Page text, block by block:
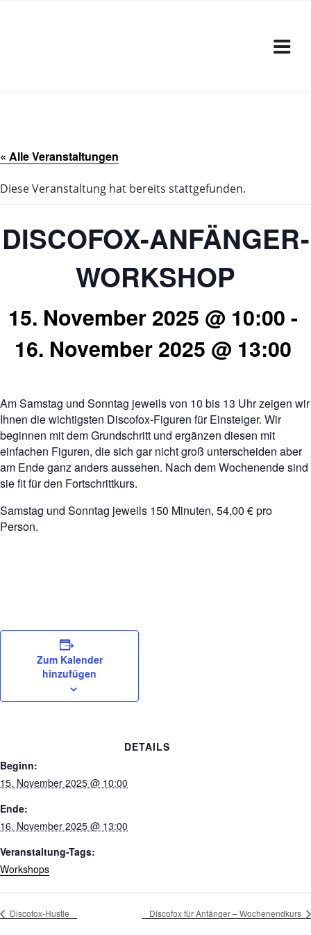
« Alle Veranstaltungen
Diese Veranstaltung hat bereits stattgefunden.
DISCOFOX-ANFÄNGER-
WORKSHOP
15. November 2025 @ 10:00 -
16. November 2025 @ 13:00
Am Samstag und Sonntag jeweils von 10 bis 13 Uhr zeigen wir
Ihnen die wichtigsten Discofox-Figuren für Einsteiger. Wir
beginnen mit dem Grundschritt und ergänzen diesen mit
einfachen Figuren, die sich gar nicht groß unterscheiden aber
am Ende ganz anders aussehen. Nach dem Wochenende sind
sie fit für den Fortschrittkurs.
Samstag und Sonntag jeweils 150 Minuten, 54,00 € pro
Person.
Zum Kalender
hinzufügen
DETAILS
Beginn:
15. November 2025 @ 10:00
Ende:
16. November 2025 @ 13:00
Veranstaltung-Tags:
Workshops
Discofox-Hustle Discofox für Anfänger – Wochenendkurs